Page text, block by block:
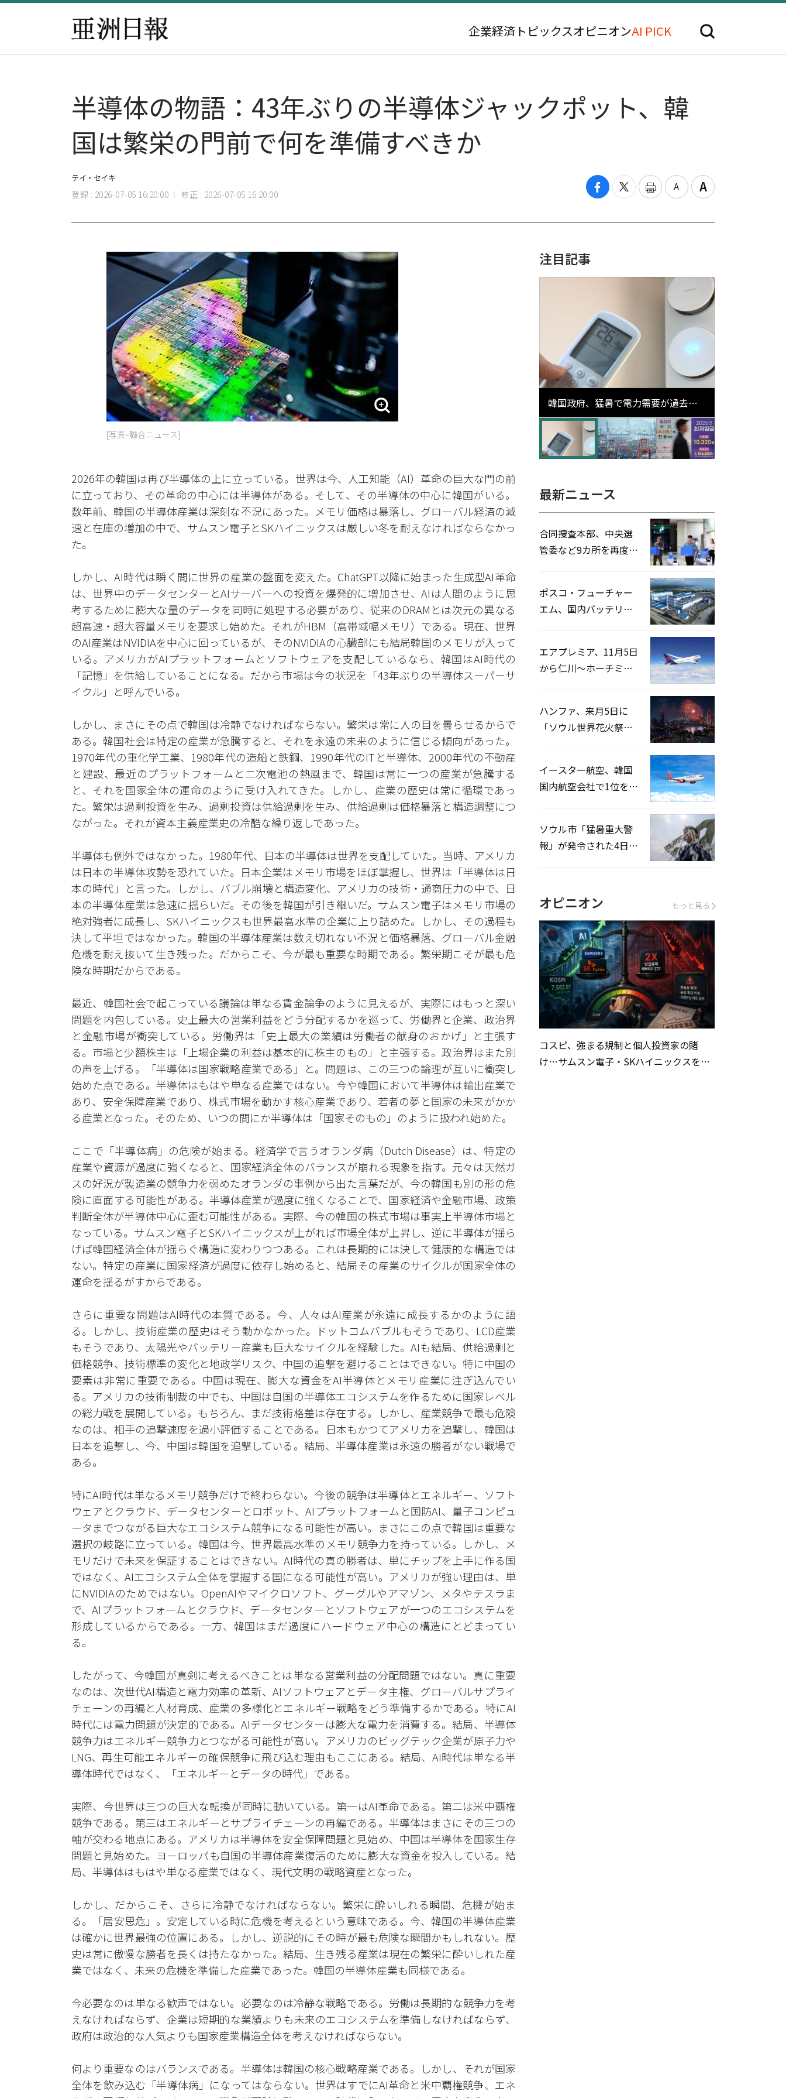
企業経済 トピックスオピニオンAI PICK
半導体の物語：43年ぶりの半導体ジャックポット、韓
国は繁栄の門前で何を準備すべきか
テイ・セイキ
登録 : 2026-07-05 16:20:00 修正 : 2026-07-05 16:20:00
[写真=聯合ニュース]
2026年の韓国は再び半導体の上に立っている。世界は今、人工知能（AI）革命の巨大な門の前
に立っており、その革命の中心には半導体がある。そして、その半導体の中心に韓国がいる。
数年前、韓国の半導体産業は深刻な不況にあった。メモリ価格は暴落し、グローバル経済の減
速と在庫の増加の中で、サムスン電子とSKハイニックスは厳しい冬を耐えなければならなかっ
た。
しかし、AI時代は瞬く間に世界の産業の盤面を変えた。ChatGPT以降に始まった生成型AI革命
は、世界中のデータセンターとAIサーバーへの投資を爆発的に増加させ、AIは人間のように思
考するために膨大な量のデータを同時に処理する必要があり、従来のDRAMとは次元の異なる
超高速・超大容量メモリを要求し始めた。それがHBM（高帯域幅メモリ）である。現在、世界
のAI産業はNVIDIAを中心に回っているが、そのNVIDIAの心臓部にも結局韓国のメモリが入って
いる。アメリカがAIプラットフォームとソフトウェアを支配しているなら、韓国はAI時代の
「記憶」を供給していることになる。だから市場は今の状況を「43年ぶりの半導体スーパーサ
イクル」と呼んでいる。
しかし、まさにその点で韓国は冷静でなければならない。繁栄は常に人の目を曇らせるからで
ある。韓国社会は特定の産業が急騰すると、それを永遠の未来のように信じる傾向があった。
1970年代の重化学工業、1980年代の造船と鉄鋼、1990年代のITと半導体、2000年代の不動産
と建設、最近のプラットフォームと二次電池の熱風まで、韓国は常に一つの産業が急騰する
と、それを国家全体の運命のように受け入れてきた。しかし、産業の歴史は常に循環であっ
た。繁栄は過剰投資を生み、過剰投資は供給過剰を生み、供給過剰は価格暴落と構造調整につ
ながった。それが資本主義産業史の冷酷な繰り返しであった。
半導体も例外ではなかった。1980年代、日本の半導体は世界を支配していた。当時、アメリカ
は日本の半導体攻勢を恐れていた。日本企業はメモリ市場をほぼ掌握し、世界は「半導体は日
本の時代」と言った。しかし、バブル崩壊と構造変化、アメリカの技術・通商圧力の中で、日
本の半導体産業は急速に揺らいだ。その後を韓国が引き継いだ。サムスン電子はメモリ市場の
絶対強者に成長し、SKハイニックスも世界最高水準の企業に上り詰めた。しかし、その過程も
決して平坦ではなかった。韓国の半導体産業は数え切れない不況と価格暴落、グローバル金融
危機を耐え抜いて生き残った。だからこそ、今が最も重要な時期である。繁栄期こそが最も危
険な時期だからである。
最近、韓国社会で起こっている議論は単なる賃金論争のように見えるが、実際にはもっと深い
問題を内包している。史上最大の営業利益をどう分配するかを巡って、労働界と企業、政治界
と金融市場が衝突している。労働界は「史上最大の業績は労働者の献身のおかげ」と主張す
る。市場と少額株主は「上場企業の利益は基本的に株主のもの」と主張する。政治界はまた別
の声を上げる。「半導体は国家戦略産業である」と。問題は、この三つの論理が互いに衝突し
始めた点である。半導体はもはや単なる産業ではない。今や韓国において半導体は輸出産業で
あり、安全保障産業であり、株式市場を動かす核心産業であり、若者の夢と国家の未来がかか
る産業となった。そのため、いつの間にか半導体は「国家そのもの」のように扱われ始めた。
ここで「半導体病」の危険が始まる。経済学で言うオランダ病（Dutch Disease）は、特定の
産業や資源が過度に強くなると、国家経済全体のバランスが崩れる現象を指す。元々は天然ガ
スの好況が製造業の競争力を弱めたオランダの事例から出た言葉だが、今の韓国も別の形の危
険に直面する可能性がある。半導体産業が過度に強くなることで、国家経済や金融市場、政策
判断全体が半導体中心に歪む可能性がある。実際、今の韓国の株式市場は事実上半導体市場と
なっている。サムスン電子とSKハイニックスが上がれば市場全体が上昇し、逆に半導体が揺ら
げば韓国経済全体が揺らぐ構造に変わりつつある。これは長期的には決して健康的な構造では
ない。特定の産業に国家経済が過度に依存し始めると、結局その産業のサイクルが国家全体の
運命を揺るがすからである。
さらに重要な問題はAI時代の本質である。今、人々はAI産業が永遠に成長するかのように語
る。しかし、技術産業の歴史はそう動かなかった。ドットコムバブルもそうであり、LCD産業
もそうであり、太陽光やバッテリー産業も巨大なサイクルを経験した。AIも結局、供給過剰と
価格競争、技術標準の変化と地政学リスク、中国の追撃を避けることはできない。特に中国の
要素は非常に重要である。中国は現在、膨大な資金をAI半導体とメモリ産業に注ぎ込んでい
る。アメリカの技術制裁の中でも、中国は自国の半導体エコシステムを作るために国家レベル
の総力戦を展開している。もちろん、まだ技術格差は存在する。しかし、産業競争で最も危険
なのは、相手の追撃速度を過小評価することである。日本もかつてアメリカを追撃し、韓国は
日本を追撃し、今、中国は韓国を追撃している。結局、半導体産業は永遠の勝者がない戦場で
ある。
特にAI時代は単なるメモリ競争だけで終わらない。今後の競争は半導体とエネルギー、ソフト
ウェアとクラウド、データセンターとロボット、AIプラットフォームと国防AI、量子コンピュ
ータまでつながる巨大なエコシステム競争になる可能性が高い。まさにこの点で韓国は重要な
選択の岐路に立っている。韓国は今、世界最高水準のメモリ競争力を持っている。しかし、メ
モリだけで未来を保証することはできない。AI時代の真の勝者は、単にチップを上手に作る国
ではなく、AIエコシステム全体を掌握する国になる可能性が高い。アメリカが強い理由は、単
にNVIDIAのためではない。OpenAIやマイクロソフト、グーグルやアマゾン、メタやテスラま
で、AIプラットフォームとクラウド、データセンターとソフトウェアが一つのエコシステムを
形成しているからである。一方、韓国はまだ過度にハードウェア中心の構造にとどまってい
る。
したがって、今韓国が真剣に考えるべきことは単なる営業利益の分配問題ではない。真に重要
なのは、次世代AI構造と電力効率の革新、AIソフトウェアとデータ主権、グローバルサプライ
チェーンの再編と人材育成、産業の多様化とエネルギー戦略をどう準備するかである。特にAI
時代には電力問題が決定的である。AIデータセンターは膨大な電力を消費する。結局、半導体
競争力はエネルギー競争力とつながる可能性が高い。アメリカのビッグテック企業が原子力や
LNG、再生可能エネルギーの確保競争に飛び込む理由もここにある。結局、AI時代は単なる半
導体時代ではなく、「エネルギーとデータの時代」である。
実際、今世界は三つの巨大な転換が同時に動いている。第一はAI革命である。第二は米中覇権
競争である。第三はエネルギーとサプライチェーンの再編である。半導体はまさにその三つの
軸が交わる地点にある。アメリカは半導体を安全保障問題と見始め、中国は半導体を国家生存
問題と見始めた。ヨーロッパも自国の半導体産業復活のために膨大な資金を投入している。結
局、半導体はもはや単なる産業ではなく、現代文明の戦略資産となった。
しかし、だからこそ、さらに冷静でなければならない。繁栄に酔いしれる瞬間、危機が始ま
る。「居安思危」。安定している時に危機を考えるという意味である。今、韓国の半導体産業
は確かに世界最強の位置にある。しかし、逆説的にその時が最も危険な瞬間かもしれない。歴
史は常に傲慢な勝者を長くは持たなかった。結局、生き残る産業は現在の繁栄に酔いしれた産
業ではなく、未来の危機を準備した産業であった。韓国の半導体産業も同様である。
今必要なのは単なる歓声ではない。必要なのは冷静な戦略である。労働は長期的な競争力を考
えなければならず、企業は短期的な業績よりも未来のエコシステムを準備しなければならず、
政府は政治的な人気よりも国家産業構造全体を考えなければならない。
何より重要なのはバランスである。半導体は韓国の核心戦略産業である。しかし、それが国家
全体を飲み込む「半導体病」になってはならない。世界はすでにAI革命と米中覇権競争、エネ
注目記事
韓国政府、猛暑で電力需要が過去最
高更新の可能性に需給対応体制を点
検
最新ニュース
合同捜査本部、中央選
管委など9カ所を再度家
ポスコ・フューチャー
エム、国内バッテリー
エアプレミア、11月5日
から仁川〜ホーチミン
ハンファ、来月5日に
「ソウル世界花火祭り
イースター航空、韓国
国内航空会社で1位を記
ソウル市「猛暑重大警
報」が発令された4日、
オピニオン もっと見る
コスピ、強まる規制と個人投資家の賭
け…サムスン電子・SKハイニックスを巡